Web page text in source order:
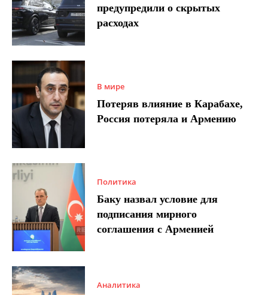
предупредили о скрытых
расходах
В мире
Потеряв влияние в Карабахе,
Россия потеряла и Армению
Политика
Баку назвал условие для
подписания мирного
соглашения с Арменией
Аналитика